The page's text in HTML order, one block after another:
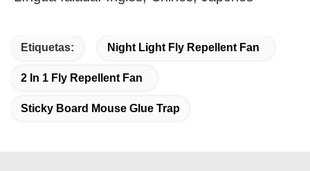
Etiquetas: Night Light Fly Repellent Fan
2 In 1 Fly Repellent Fan
Sticky Board Mouse Glue Trap